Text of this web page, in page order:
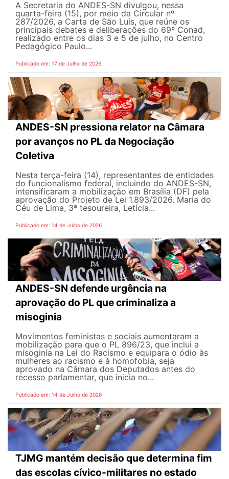
A Secretaria do ANDES-SN divulgou, nessa
quarta-feira (15), por meio da Circular nº
287/2026, a Carta de São Luís, que reúne os
principais debates e deliberações do 69º Conad,
realizado entre os dias 3 e 5 de julho, no Centro
Pedagógico Paulo...
Publicado em: 17 de Julho de 2026
ANDES-SN pressiona relator na Câmara
por avanços no PL da Negociação
Coletiva
Nesta terça-feira (14), representantes de entidades
do funcionalismo federal, incluindo do ANDES-SN,
intensificaram a mobilização em Brasília (DF) pela
aprovação do Projeto de Lei 1.893/2026. Maria do
Céu de Lima, 3ª tesoureira, Letícia...
Publicado em: 14 de Julho de 2026
ANDES-SN defende urgência na
aprovação do PL que criminaliza a
misoginia
Movimentos feministas e sociais aumentaram a
mobilização para que o PL 896/23, que inclui a
misoginia na Lei do Racismo e equipara o ódio às
mulheres ao racismo e à homofobia, seja
aprovado na Câmara dos Deputados antes do
recesso parlamentar, que inicia no...
Publicado em: 14 de Julho de 2026
TJMG mantém decisão que determina fim
das escolas cívico-militares no estado